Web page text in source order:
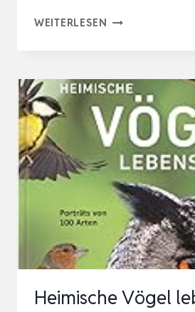
WEITERLESEN VÖGEL
DEN
OHREN:
DER
ULTIMATIVE
GUIDE:
BUCH
UND
APP
SICHERES
Heimische Vögel